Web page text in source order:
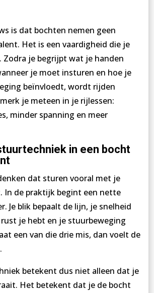
is dat bochten nemen geen
Het is een vaardigheid die je
Zodra je begrijpt wat je handen
je moet insturen en hoe je
beïnvloedt, wordt rijden
je meteen in je rijlessen:
minder spanning en meer
in een bocht
dat sturen vooral met je
In de praktijk begint een nette
Je blik bepaalt de lijn, je snelheid
je hebt en je stuurbeweging
een van die drie mis, dan voelt de
betekent dus niet alleen dat je
Het betekent dat je de bocht